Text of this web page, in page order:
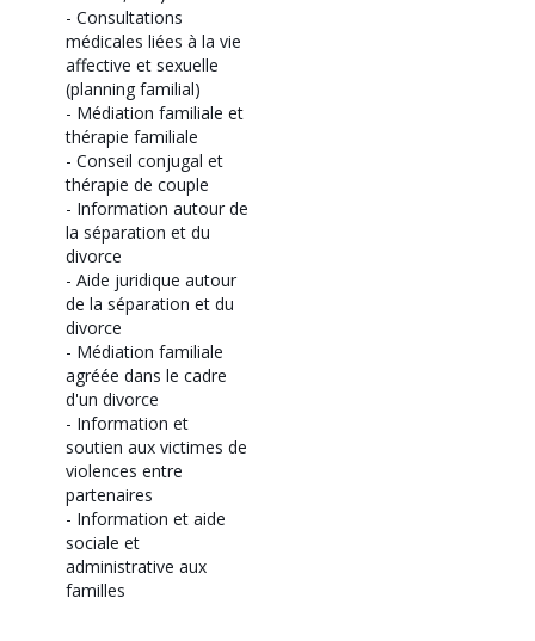
- Consultations
médicales liées à la vie
affective et sexuelle
(planning familial)
- Médiation familiale et
thérapie familiale
- Conseil conjugal et
thérapie de couple
- Information autour de
la séparation et du
divorce
- Aide juridique autour
de la séparation et du
divorce
- Médiation familiale
agréée dans le cadre
d'un divorce
- Information et
soutien aux victimes de
violences entre
partenaires
- Information et aide
sociale et
administrative aux
familles